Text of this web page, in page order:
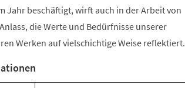
Jahr beschäftigt, wirft auch in der Arbeit von
die Werte und Bedürfnisse unserer
Werken auf vielschichtige Weise reflektiert.